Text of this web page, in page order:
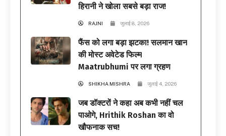
हिरानी ने खोला सबसे बड़ा राज!
RAJNI जुलाई 8, 2026
फैंस को लगा बड़ा झटका! सलमान खान
की मोस्ट अवेटेड फिल्म
Maatrubhumi पर लगा ग्रहण
SHIKHA MISHRA जुलाई 4, 2026
जब डॉक्टरों ने कहा अब कभी नहीं चल
पाओगे, Hrithik Roshan का वो
खौफनाक सच!